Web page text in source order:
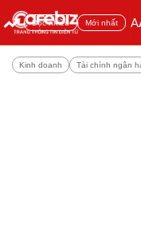
Đọc nhiều Mới nhất A
Kinh doanh Tài chính ngân